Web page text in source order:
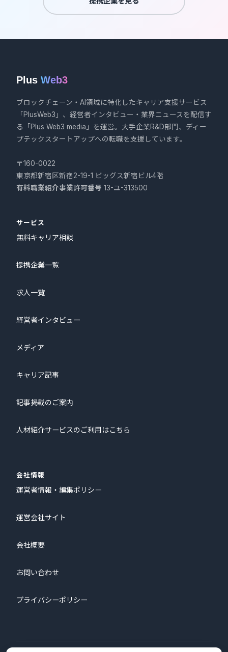
Plus Web3
ブロックチェーン・AI領域に特化したキャリア支援サービス
「PlusWeb3」、経営者インタビュー・業界ニュースを配信す
る「Plus Web3 media」を運営。大手企業R&D部門、ディー
プテックスタートアップへの転職を支援しています。
〒160-0022
東京都新宿区新宿2-19-1 ビッグス新宿ビル4階
有料職業紹介事業許可番号 13-ユ-313500
サービス
無料キャリア相談
提携企業一覧
求人一覧
経営者インタビュー
メディア
キャリア記事
記事掲載のご案内
人材紹介サービスのご利用はこちら
会社情報
運営者情報・編集ポリシー
運営会社サイト
会社概要
お問い合わせ
プライバシーポリシー